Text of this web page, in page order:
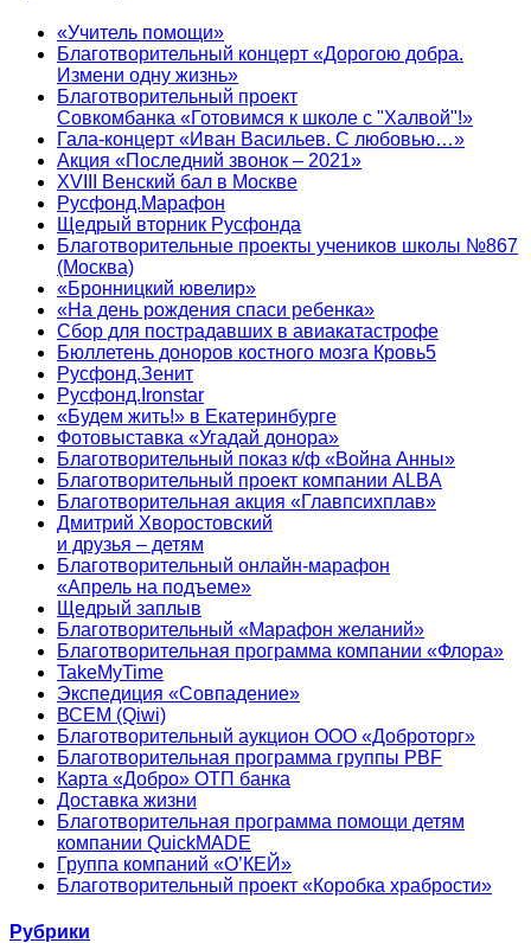
«Учитель помощи»
Благотворительный концерт «Дорогою добра.
Измени одну жизнь»
Благотворительный проект
Совкомбанка «Готовимся к школе с "Халвой"!»
Гала-концерт «Иван Васильев. С любовью…»
Акция «Последний звонок – 2021»
XVIII Венский бал в Москве
Русфонд.Марафон
Щедрый вторник Русфонда
Благотворительные проекты учеников школы №867
(Москва)
«Бронницкий ювелир»
«На день рождения спаси ребенка»
Сбор для пострадавших в авиакатастрофе
Бюллетень доноров костного мозга Кровь5
Русфонд.Зенит
Русфонд.Ironstar
«Будем жить!» в Екатеринбурге
Фотовыставка «Угадай донора»
Благотворительный показ к/ф «Война Анны»
Благотворительный проект компании ALBA
Благотворительная акция «Главпсихплав»
Дмитрий Хворостовский
и друзья – детям
Благотворительный онлайн‑марафон
«Апрель на подъеме»
Щедрый заплыв
Благотворительный «Марафон желаний»
Благотворительная программа компании «Флора»
TakeMyTime
Экспедиция «Совпадение»
ВСЕМ (Qiwi)
Благотворительный аукцион ООО «Доброторг»
Благотворительная программа группы PBF
Карта «Добро» ОТП банка
Доставка жизни
Благотворительная программа помощи детям
компании QuickMADE
Группа компаний «О’КЕЙ»
Благотворительный проект «Коробка храбрости»
Рубрики